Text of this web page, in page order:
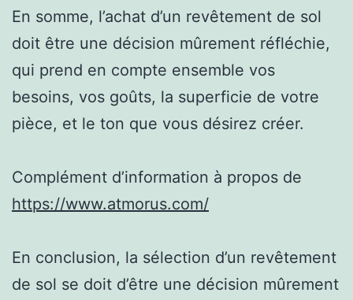
En somme, l’achat d’un revêtement de sol
doit être une décision mûrement réfléchie,
qui prend en compte ensemble vos
besoins, vos goûts, la superficie de votre
pièce, et le ton que vous désirez créer.
Complément d’information à propos de
https://www.atmorus.com/
En conclusion, la sélection d’un revêtement
de sol se doit d’être une décision mûrement